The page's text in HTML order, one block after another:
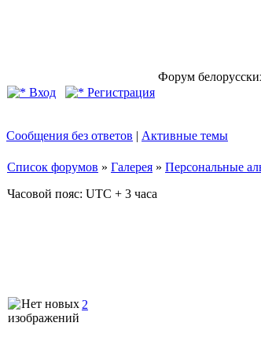
Форум
Вход
Регистрация
Сообщения без ответов | Активные темы
Список форумов » Галерея » Персональные
Часовой пояс: UTC + 3 часа
2